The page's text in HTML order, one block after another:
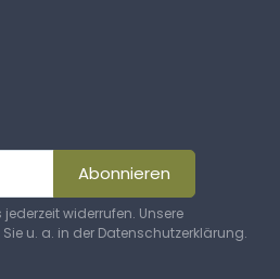
Abonnieren
widerrufen. Unsere
u. a. in der Datenschutzerklärung.